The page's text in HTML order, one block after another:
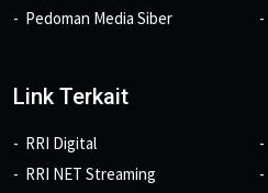
Pedoman Media Siber
Link Terkait
RRI Digital
RRI NET Streaming